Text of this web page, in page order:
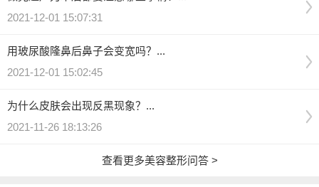
2021-12-01 15:07:31
用玻尿酸隆鼻后鼻子会变宽吗？...
2021-12-01 15:02:45
为什么皮肤会出现反黑现象？...
2021-11-26 18:13:26
查看更多美容整形问答 >